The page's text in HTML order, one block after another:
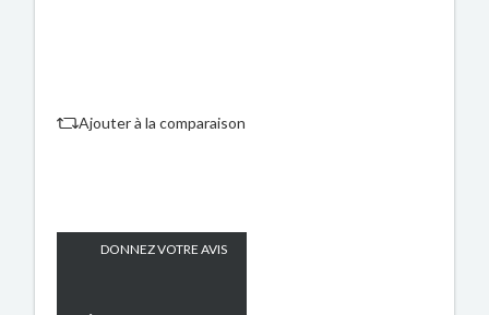
Ajouter à la comparaison
DONNEZ VOTRE AVIS